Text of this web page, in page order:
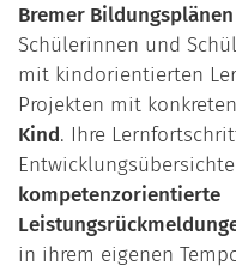
Bremer
Schülerinnen und
mit kindorientierten
Projekten mit konkreten
Kind. Ihre
kompetenzorientierte
in ihrem eigenen